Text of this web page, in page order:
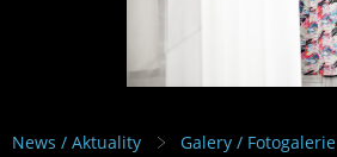
News / Aktuality Galery / Fotogalerie